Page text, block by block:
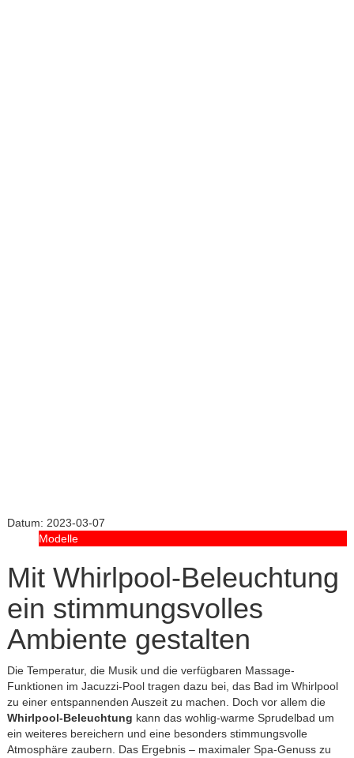
Datum: 2023-03-07
Modelle
Mit Whirlpool-Beleuchtung
ein stimmungsvolles
Ambiente gestalten
Die Temperatur, die Musik und die verfügbaren Massage-
Funktionen im Jacuzzi-Pool tragen dazu bei, das Bad im Whirlpool
zu einer entspannenden Auszeit zu machen. Doch vor allem die
Whirlpool-Beleuchtung kann das wohlig-warme Sprudelbad um
ein weiteres bereichern und eine besonders stimmungsvolle
Atmosphäre zaubern. Das Ergebnis – maximaler Spa-Genuss zu